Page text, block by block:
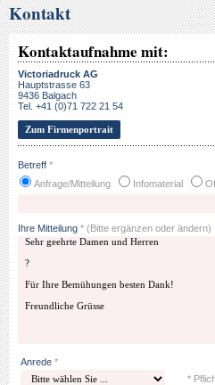
Kontakt
Kontaktaufnahme mit:
Victoriadruck AG
Hauptstrasse 63
9436 Balgach
Tel. +41 (0)71 722 21 54
Zum Firmenportrait
Betreff *
Anfrage/Mitteilung
Infomaterial
Ihre Mitteilung * (Bitte ergänzen oder ändern)
Anrede *
*